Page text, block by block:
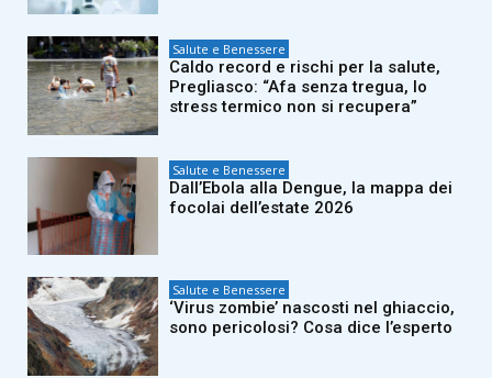
Salute e Benessere
Caldo record e rischi per la salute,
Pregliasco: “Afa senza tregua, lo
stress termico non si recupera”
Salute e Benessere
Dall’Ebola alla Dengue, la mappa dei
focolai dell’estate 2026
Salute e Benessere
‘Virus zombie’ nascosti nel ghiaccio,
sono pericolosi? Cosa dice l’esperto